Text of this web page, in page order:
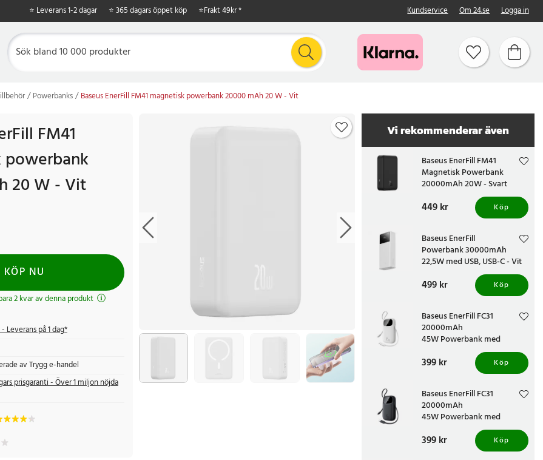
⭐ Leverans 1-2 dagar ⭐ 365 dagars öppet köp ⭐Frakt 49kr * Kundservice Om 24.se Logga in
Powerbanks Baseus EnerFill FM41 magnetisk powerbank 20000 mAh 20 W - Vit
FM41
20 W - Vit
KÖP NU
2 kvar av denna produkt
- Leverans på 1 dag*
av Trygg e-handel
prisgaranti - Över 1 miljon nöjda
Vi rekommenderar även
Baseus EnerFill FM41
Magnetisk Powerbank
20000mAh 20W - Svart
Pris: 449 kr
449 kr Köp
Baseus EnerFill
Powerbank 30000mAh
22,5W med USB, USB-C - Vit
Pris:499 kr
499 kr Köp
Baseus EnerFill FC31
20000mAh
45W Powerbank med
inbyggda USB-C-kablar - Vit
Pris:399 kr
399 kr Köp
Baseus EnerFill FC31
20000mAh
45W Powerbank med
inbyggda USB-C-kablar -
Svart
Pris:399 kr
399 kr Köp